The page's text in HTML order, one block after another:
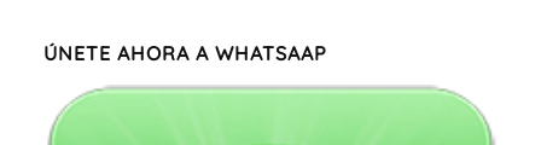
ÚNETE AHORA A WHATSAAP